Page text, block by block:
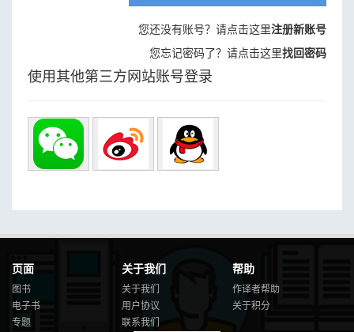
您还没有账号？请点击这里注册新账号
您忘记密码了？请点击这里找回密码
使用其他第三方网站账号登录
页面
图书
电子书
专题
关于我们
关于我们
用户协议
联系我们
帮助
作译者帮助
关于积分